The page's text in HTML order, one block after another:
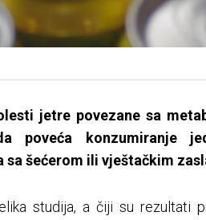
jetre povezane sa
poveća konzumiranje
sa šećerom ili vještačkim
studija, a čiji su rezultati